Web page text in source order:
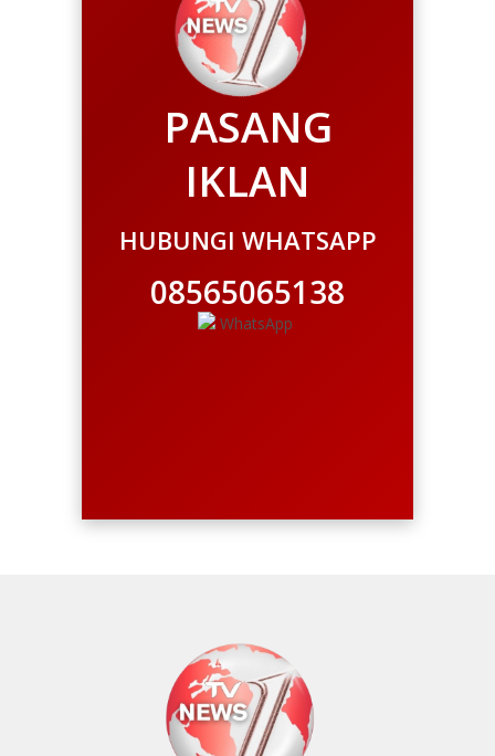
PASANG
IKLAN
HUBUNGI WHATSAPP
08565065138